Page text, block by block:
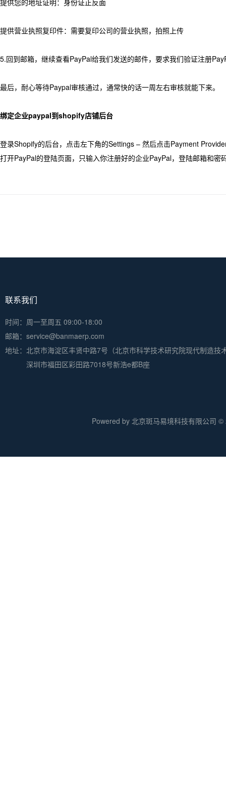
提供您的地址证明：身份证正反面
提供营业执照复印件：需要复印公司的营业执照，拍照上传
5.回到邮箱，继续查看PayPal给我们发送的邮件，要求我们验证注册
最后，耐心等待Paypal审核通过，通常快的话一周左右审核就能下来。
绑定企业paypal到shopify店铺后台
登录Shopify的后台，点击左下角的Settings – 然后点击Payment
打开PayPal的登陆页面，只输入你注册好的企业PayPal，登陆邮箱和
联系我们
时间：周一至周五 09:00-18:00
邮箱：service@banmaerp.com
地址： 北京市海淀区丰贤中路7号（北京市科学技术研究院现代制造技
深圳市福田区彩田路7018号新浩e都B座
Powered by 北京斑马易境科技有限公司